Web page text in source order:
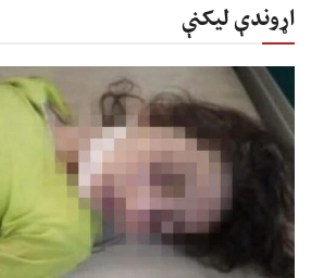
اړوندې لیکنې